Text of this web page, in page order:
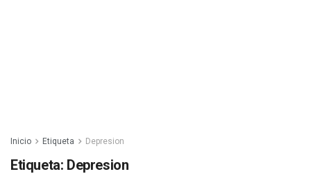
Inicio Etiqueta Depresion
Etiqueta: Depresion